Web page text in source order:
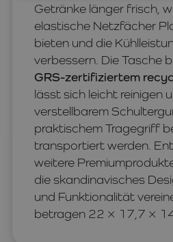
Getränke länger frisch,
elastische Netzfächer
bieten und die
verbessern. Die Tasche
GRS-zertifiziertem
lässt sich leicht reinigen
verstellbarem
praktischem Tragegriff
transportiert werden.
weitere
die skandinavisches
und Funktionalität
betragen 22 × 17,7 ×